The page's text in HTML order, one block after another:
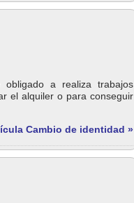
a realiza trabajos
el alquiler o para conseguir
Cambio de identidad »